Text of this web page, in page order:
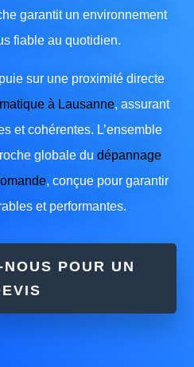
garantit un environnement
fiable au quotidien.
sur une proximité directe
à Lausanne, assurant
et cohérentes. L’ensemble
globale du dépannage
, conçue pour garantir
et performantes.
POUR UN